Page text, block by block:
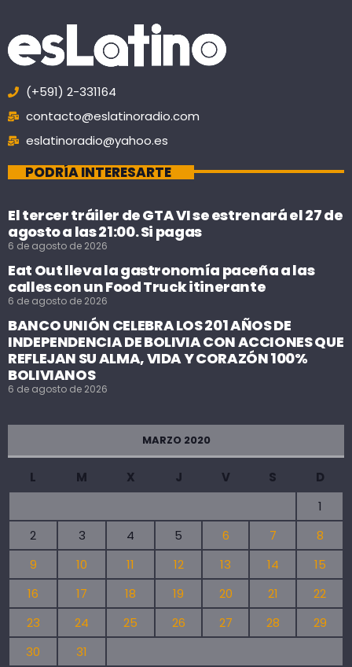
(+591) 2-331164
contacto@eslatinoradio.com
eslatinoradio@yahoo.es
PODRÍA INTERESARTE
El tercer tráiler de GTA VI se estrenará el 27 de
agosto a las 21:00. Si pagas
6 de agosto de 2026
Eat Out lleva la gastronomía paceña a las
calles con un Food Truck itinerante
6 de agosto de 2026
BANCO UNIÓN CELEBRA LOS 201 AÑOS DE
INDEPENDENCIA DE BOLIVIA CON ACCIONES QUE
REFLEJAN SU ALMA, VIDA Y CORAZÓN 100%
BOLIVIANOS
6 de agosto de 2026
MARZO 2020
L M X J V S
D
1
2
3 4 5 6 7
8
9
10 11 12 13 14
15
16
17 18 19 20 21
22
23
24 25 26 27 28
29
30
31